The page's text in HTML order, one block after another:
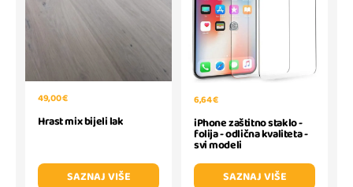
49,00 €
Hrast mix bijeli lak
SAZNAJ VIŠE
6,64 €
iPhone zaštitno staklo -
folija - odlična kvaliteta -
svi modeli
SAZNAJ VIŠE